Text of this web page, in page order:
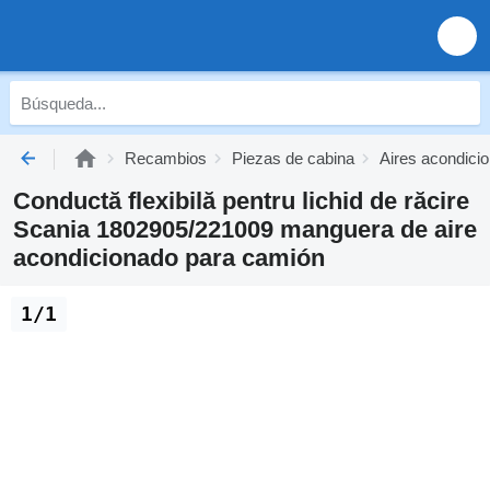
Recambios Piezas de cabina Aires
Conductă flexibilă pentru lichid de răcire
Scania 1802905/221009 manguera de aire
acondicionado para camión
1/1